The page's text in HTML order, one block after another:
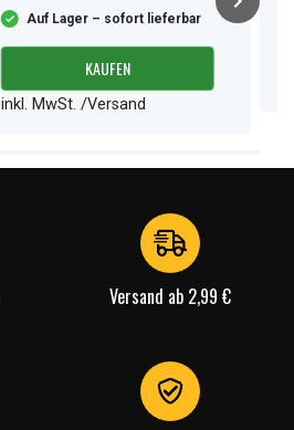
Auf Lager – sofort lieferbar
KAUFEN
inkl. MwSt. /Versand
Versand ab 2,99 €